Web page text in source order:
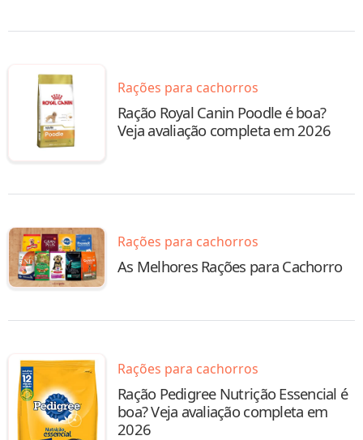
Rações para cachorros
Ração Royal Canin Poodle é boa?
Veja avaliação completa em 2026
Rações para cachorros
As Melhores Rações para Cachorro
Rações para cachorros
Ração Pedigree Nutrição Essencial é
boa? Veja avaliação completa em
2026